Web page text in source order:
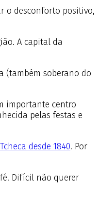
o desconforto positivo,
A capital da
(também soberano do
importante centro
pelas festas e
desde 1840. Por
Difícil não querer